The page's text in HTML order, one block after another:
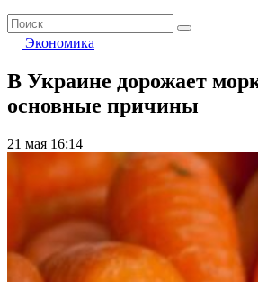
Экономика
В Украине дорожает
основные причины
21 мая 16:14